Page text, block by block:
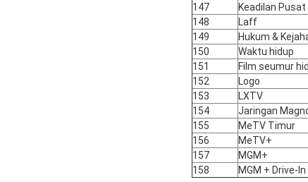
147
Keadilan Pusat
148
Laff
149
Hukum &
150
Waktu hidup
151
Film seumur
152
Logo
153
LXTV
154
Jaringan
155
MeTV Timur
156
MeTV+
157
MGM+
158
MGM + Drive-In